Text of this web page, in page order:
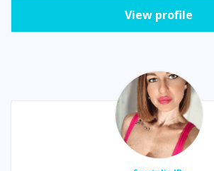
View profile